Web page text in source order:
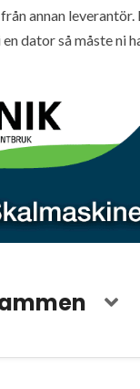
annan
dator så måste ni